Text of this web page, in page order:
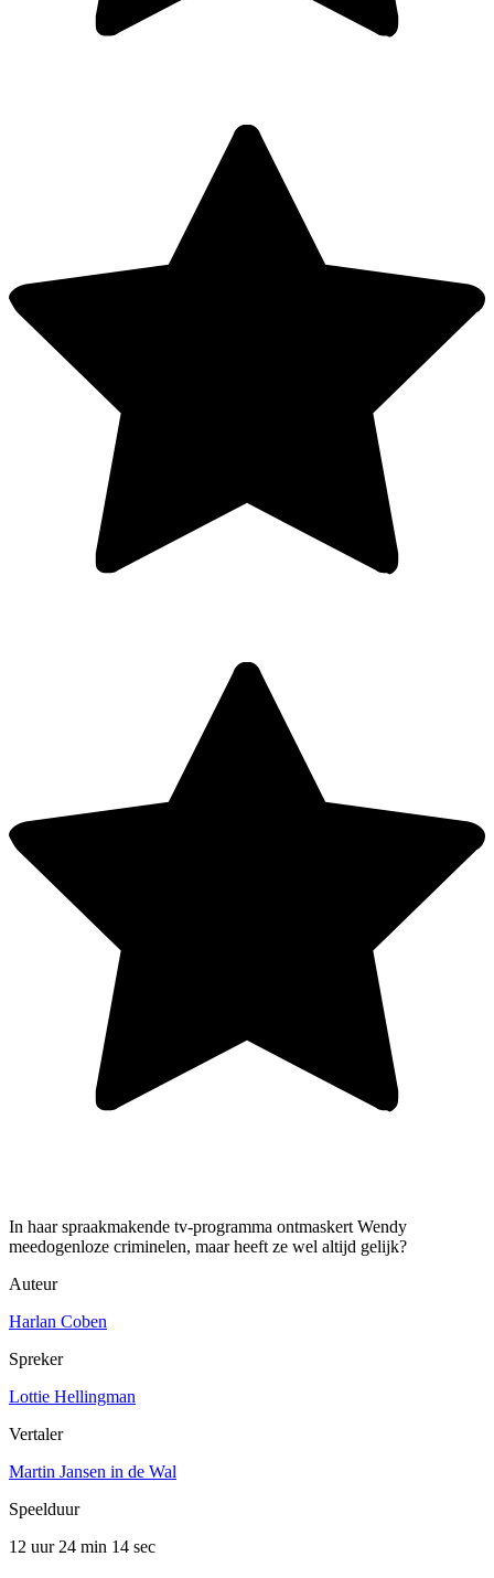
In haar spraakmakende tv-programma ontmaskert Wendy
meedogenloze criminelen, maar heeft ze wel altijd gelijk?
Auteur
Harlan Coben
Spreker
Lottie Hellingman
Vertaler
Martin Jansen in de Wal
Speelduur
12 uur 24 min 14 sec